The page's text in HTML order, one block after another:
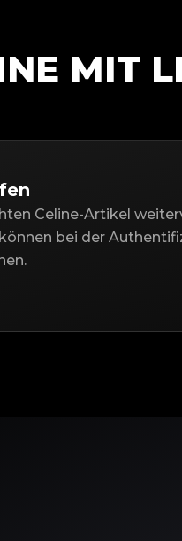
MIT
Celine-Artikel
bei der